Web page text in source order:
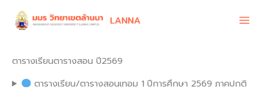
ตารางเรียนตารางสอน ปี2569
ตารางเรียน/ตารางสอนเทอม 1 ปีการศึกษา 2569 ภาคปกติ